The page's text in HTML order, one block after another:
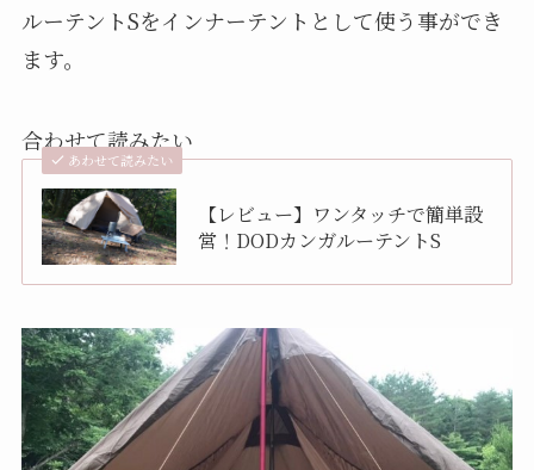
ルーテントSをインナーテントとして使う事ができ
ます。
合わせて読みたい
あわせて読みたい
【レビュー】ワンタッチで簡単設
営！DODカンガルーテントS